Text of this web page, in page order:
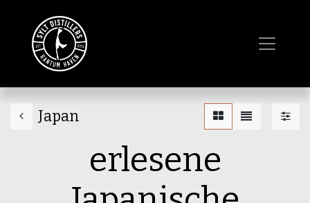
Japan
erlesene